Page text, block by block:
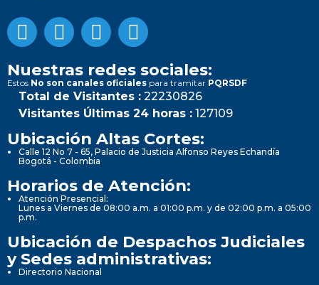
Nuestras redes sociales:
Estos No son canales oficiales para tramitar PQRSDF
Total de Visitantes : 22230826
Visitantes Últimas 24 horas : 127109
Ubicación Altas Cortes:
Calle 12 No 7 - 65, Palacio de Justicia Alfonso Reyes Echandía
Bogotá - Colombia
Horarios de Atención:
Atención Presencial:
Lunes a Viernes de 08:00 a.m. a 01:00 p.m. y de 02:00 p.m. a 05:00
p.m.
Ubicación de Despachos Judiciales
y Sedes administrativas:
Directorio Nacional